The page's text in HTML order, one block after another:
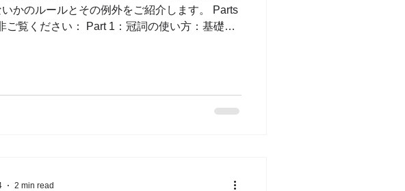
いかのルールとその例外をご紹介します。 Parts
ご覧ください： Part 1：冠詞の使い方：基礎
2 min read